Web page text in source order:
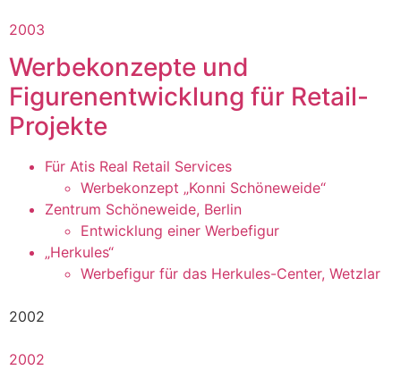
2003
Werbekonzepte und
Figurenentwicklung für Retail-
Projekte
Für Atis Real Retail Services
Werbekonzept „Konni Schöneweide“
Zentrum Schöneweide, Berlin
Entwicklung einer Werbefigur
„Herkules“
Werbefigur für das Herkules-Center, Wetzlar
2002
2002